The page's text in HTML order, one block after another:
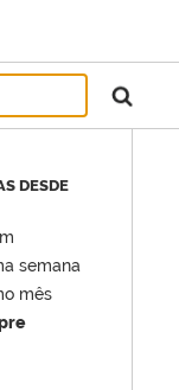
DESDE
semana
mês